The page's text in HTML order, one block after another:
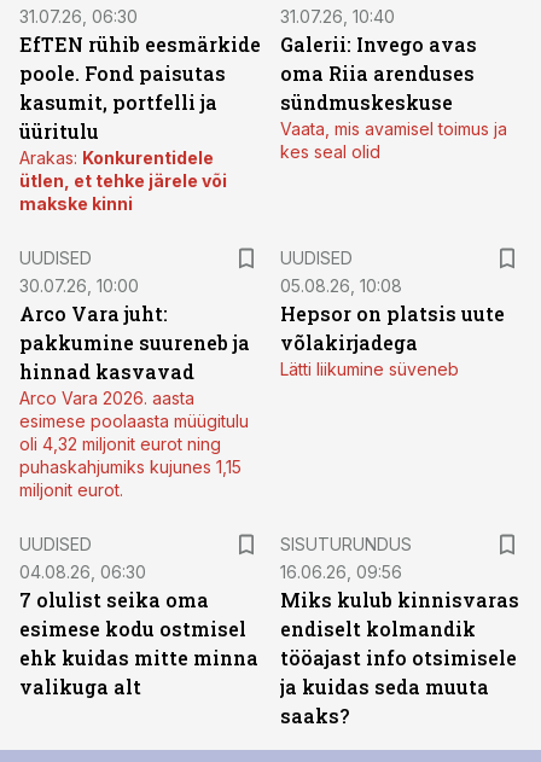
31.07.26, 06:30
EfTEN rühib eesmärkide
poole. Fond paisutas
kasumit, portfelli ja
üüritulu
Arakas: Konkurentidele
ütlen, et tehke järele või
makske kinni
31.07.26, 10:40
Galerii: Invego avas
oma Riia arenduses
sündmuskeskuse
Vaata, mis avamisel toimus ja
kes seal olid
UUDISED
30.07.26, 10:00
Arco Vara juht:
pakkumine suureneb ja
hinnad kasvavad
Arco Vara 2026. aasta
esimese poolaasta müügitulu
oli 4,32 miljonit eurot ning
puhaskahjumiks kujunes 1,15
miljonit eurot.
UUDISED
05.08.26, 10:08
Hepsor on platsis uute
võlakirjadega
Lätti liikumine süveneb
UUDISED
04.08.26, 06:30
7 olulist seika oma
esimese kodu ostmisel
ehk kuidas mitte minna
valikuga alt
SISUTURUNDUS
16.06.26, 09:56
Miks kulub kinnisvaras
endiselt kolmandik
tööajast info otsimisele
ja kuidas seda muuta
saaks?